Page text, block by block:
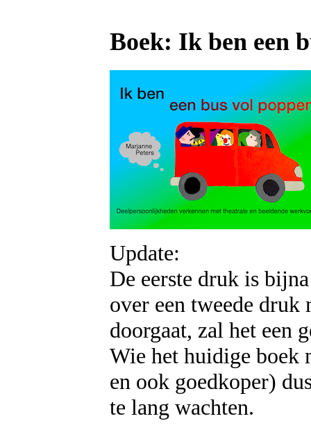
Boek: Ik ben een
Update:
De eerste druk is
over een tweede druk
doorgaat, zal het een
Wie het huidige boek
en ook goedkoper)
te lang wachten.